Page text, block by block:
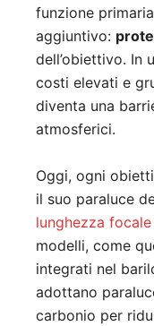
funzione
aggiuntivo:
dell’obiettivo. In
costi elevati e
diventa una
atmosferici.
Oggi, ogni
il suo paraluce
lunghezza focale
modelli, come
integrati nel
adottano
carbonio per